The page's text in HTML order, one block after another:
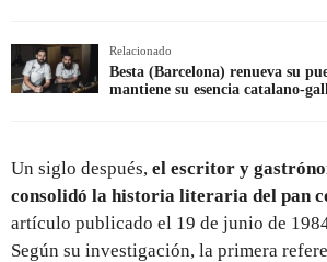
Relacionado
Besta (Barcelona) renueva su
mantiene su esencia catalano-
Un siglo después, el escritor y
consolidó la historia literaria del pan
artículo publicado el 19 de junio de
Según su investigación, la primera